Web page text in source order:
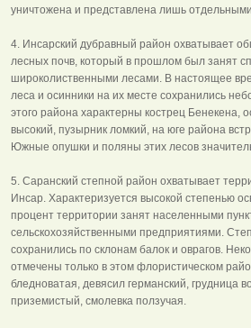
уничтожена и представлена лишь
4. Инсарский дубравный район охватывает
лесных почв, который в прошлом был занят
широколиственными лесами. В настоящее
леса и осинники на их месте сохранились
этого района характерны кострец Бенекена,
высокий, пузырник ломкий, на юге района
Южные опушки и поляны этих лесов
5. Саранский степной район охватывает
Инсар. Характеризуется высокой степенью
процент территории занят населенными
сельскохозяйственными предприятиями.
сохранились по склонам балок и оврагов.
отмечены только в этом флористическом
бледноватая, девясил германский, грудница
приземистый, смолевка ползучая.